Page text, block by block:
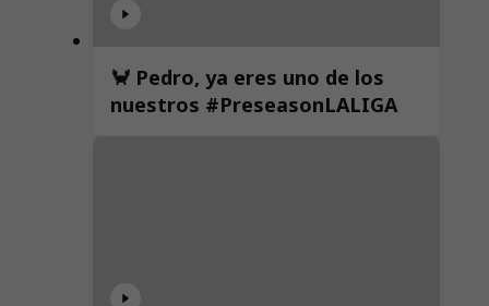
🦀 Pedro, ya eres uno de los
nuestros #PreseasonLALIGA